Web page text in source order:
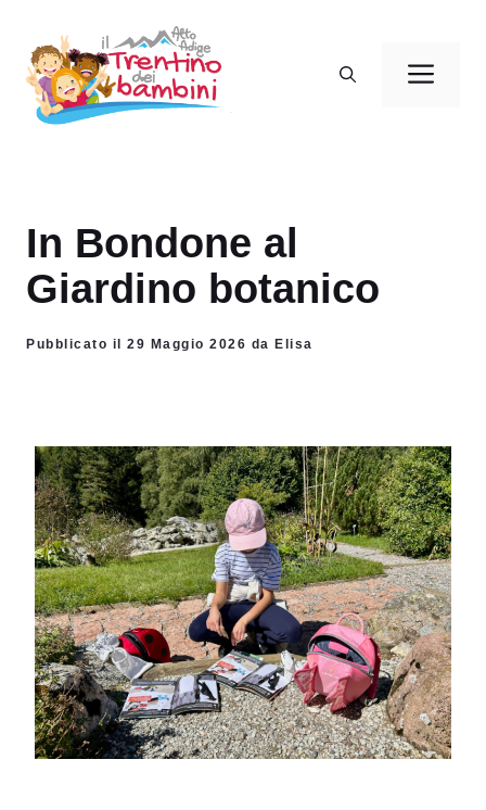
contenuto
In Bondone al
Giardino botanico
Pubblicato il 29 Maggio 2026 da Elisa